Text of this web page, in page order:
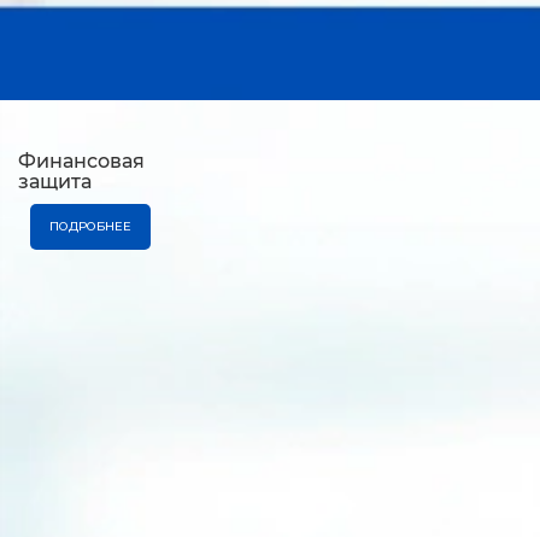
Финансовая
защита
ПОДРОБНЕЕ